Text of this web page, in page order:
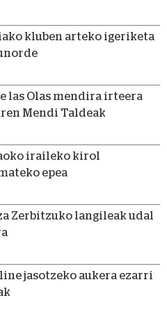
kluben arteko igeriketa
las Olas mendira irteera
Mendi Taldeak
iraileko kirol
epea
Zerbitzuko langileak udal
jasotzeko aukera ezarri